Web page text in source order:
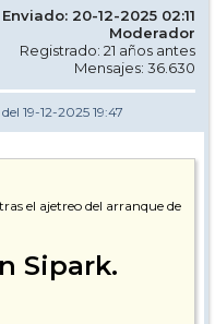
Enviado: 20-12-2025 02:11
Moderador
Registrado: 21 años antes
Mensajes: 36.630
del 19-12-2025 19:47
el ajetreo del arranque de
Sipark.